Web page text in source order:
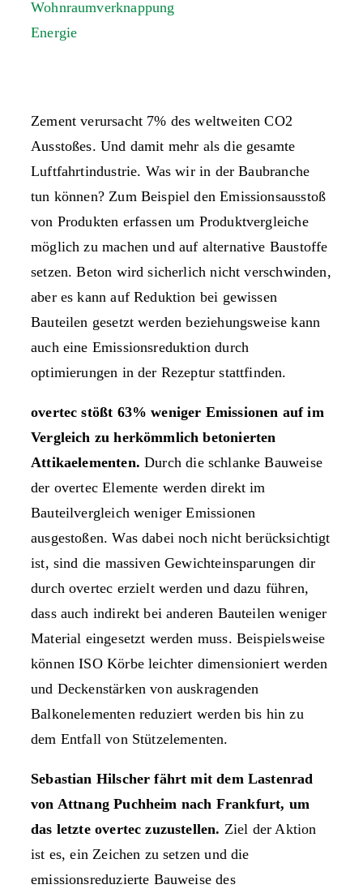
Zement verursacht 7% des weltweiten CO2
Ausstoßes. Und damit mehr als die gesamte
Luftfahrtindustrie. Was wir in der Baubranche
tun können? Zum Beispiel den Emissionsausstoß
von Produkten erfassen um Produktvergleiche
möglich zu machen und auf alternative Baustoffe
setzen. Beton wird sicherlich nicht verschwinden,
aber es kann auf Reduktion bei gewissen
Bauteilen gesetzt werden beziehungsweise kann
auch eine Emissionsreduktion durch
optimierungen in der Rezeptur stattfinden.
overtec stößt 63% weniger Emissionen auf im
Vergleich zu herkömmlich betonierten
Attikaelementen. Durch die schlanke Bauweise
der overtec Elemente werden direkt im
Bauteilvergleich weniger Emissionen
ausgestoßen. Was dabei noch nicht berücksichtigt
ist, sind die massiven Gewichteinsparungen dir
durch overtec erzielt werden und dazu führen,
dass auch indirekt bei anderen Bauteilen weniger
Material eingesetzt werden muss. Beispielsweise
können ISO Körbe leichter dimensioniert werden
und Deckenstärken von auskragenden
Balkonelementen reduziert werden bis hin zu
dem Entfall von Stützelementen.
Sebastian Hilscher fährt mit dem Lastenrad
von Attnang Puchheim nach Frankfurt, um
das letzte overtec zuzustellen. Ziel der Aktion
ist es, ein Zeichen zu setzen und die
emissionsreduzierte Bauweise des
Wohnraumverknappung
Energie